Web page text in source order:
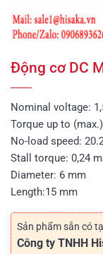
Động cơ DC
Nominal voltage:
Torque up to
No-load speed:
Stall torque: 0,24
Diameter: 6 mm
Length:15 mm
Sản phẩm sẵn có
Công ty TNHH